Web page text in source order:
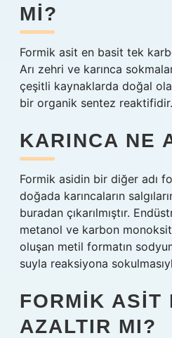
MI?
Formik asit en basit tek
Arı zehri ve karınca
çeşitli kaynaklarda doğal
bir organik sentez reaktifidir.
KARINCA NE
Formik asidin bir diğer adı
doğada karıncaların
buradan çıkarılmıştır.
metanol ve karbon
oluşan metil formatın
suyla reaksiyona
FORMIK ASIT
AZALTIR MI?